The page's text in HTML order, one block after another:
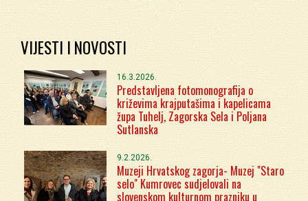
VIJESTI I NOVOSTI
16.3.2026.
Predstavljena fotomonografija o
križevima krajputašima i kapelicama
župa Tuhelj, Zagorska Sela i Poljana
Sutlanska
9.2.2026.
Muzeji Hrvatskog zagorja- Muzej "Staro
selo" Kumrovec sudjelovali na
slovenskom kulturnom prazniku u